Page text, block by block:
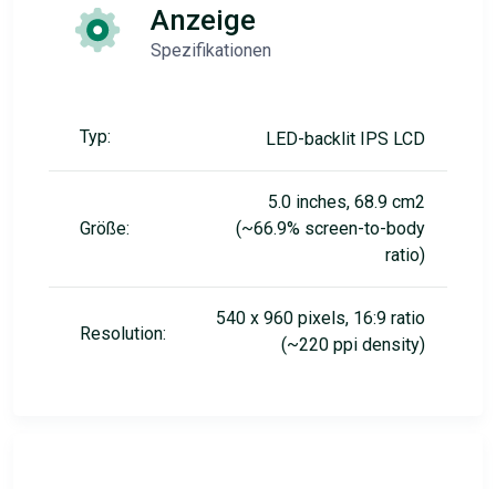
Anzeige
Spezifikationen
Typ: LED-backlit IPS LCD
Größe:
5.0 inches, 68.9 cm2
(~66.9% screen-to-body
ratio)
Resolution:
540 x 960 pixels, 16:9 ratio
(~220 ppi density)